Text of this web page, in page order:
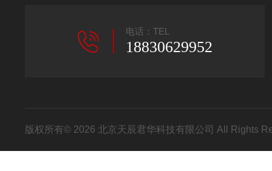
电话：TEL
18830629952
版权所有© 2026 北京天辰君华科技有限公司 All Rights